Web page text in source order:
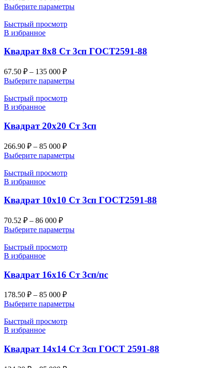
Выберите параметры
Быстрый просмотр
В избранное
Квадрат 8х8 Ст 3сп ГОСТ2591-88
67.50 ₽ – 135 000 ₽
Выберите параметры
Быстрый просмотр
В избранное
Квадрат 20х20 Ст 3сп
266.90 ₽ – 85 000 ₽
Выберите параметры
Быстрый просмотр
В избранное
Квадрат 10х10 Ст 3сп ГОСТ2591-88
70.52 ₽ – 86 000 ₽
Выберите параметры
Быстрый просмотр
В избранное
Квадрат 16х16 Ст 3сп/пс
178.50 ₽ – 85 000 ₽
Выберите параметры
Быстрый просмотр
В избранное
Квадрат 14х14 Ст 3сп ГОСТ 2591-88